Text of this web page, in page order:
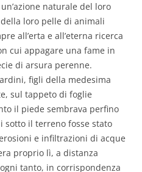
naturale del loro
loro pelle di animali
all’erta e all’eterna ricerca
cui appagare una fame in
di arsura perenne.
figli della medesima
sul tappeto di foglie
il piede sembrava perfino
sotto il terreno fosse stato
e infiltrazioni di acque
proprio lì, a distanza
tanto, in corrispondenza